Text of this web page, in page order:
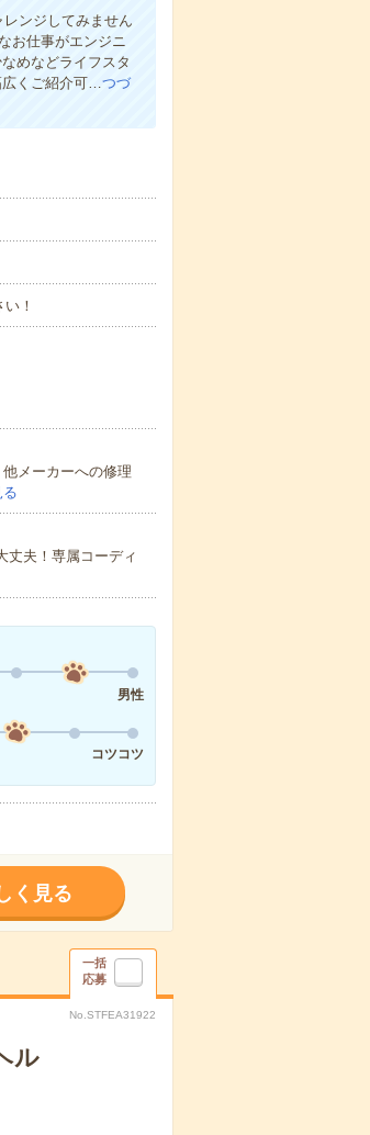
ンジしてみません
お仕事がエンジニ
めなどライフスタ
広くご紹介可…つづ
！
メーカーへの修理
丈夫！専属コーディ
男性
コツコツ
く見る
一括
応募
No.STFEA31922
ル